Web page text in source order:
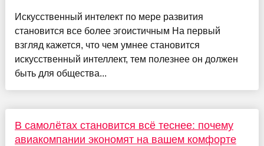
Искусственный интелект по мере развития
становится все более эгоистичным На первый
взгляд кажется, что чем умнее становится
искусственный интеллект, тем полезнее он должен
быть для общества...
В самолётах становится всё теснее: почему
авиакомпании экономят на вашем комфорте